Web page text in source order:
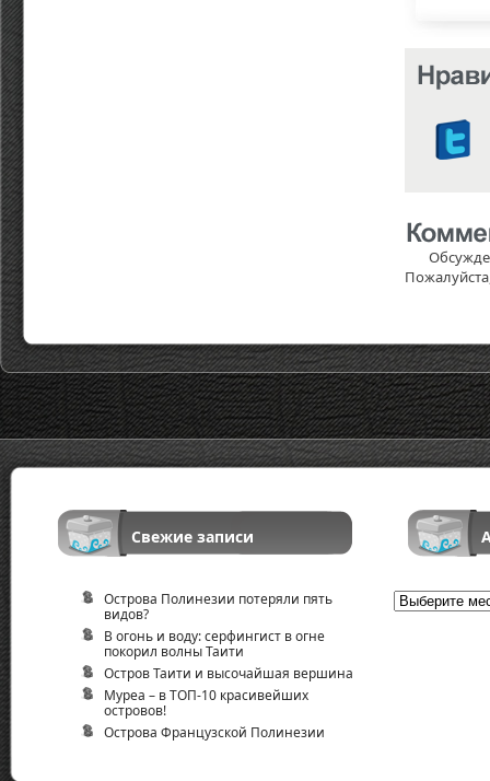
Свежие записи
Острова Полинезии потеряли пять
видов?
В огонь и воду: серфингист в огне
покорил волны Таити
Остров Таити и высочайшая вершина
Муреа – в ТОП-10 красивейших
островов!
Острова Французской Полинезии
Архив